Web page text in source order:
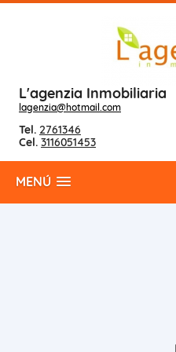
L'agenzia Inmobiliaria
lagenzia@hotmail.com
Tel. 2761346
Cel. 3116051453
MENÚ